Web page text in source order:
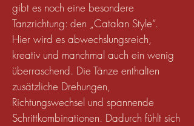
gibt es noch eine besondere
Tanzrichtung: den „Catalan Style“.
Hier wird es abwechslungsreich,
kreativ und manchmal auch ein wenig
überraschend. Die Tänze enthalten
zusätzliche Drehungen,
Richtungswechsel und spannende
Schrittkombinationen. Dadurch fühlt sich